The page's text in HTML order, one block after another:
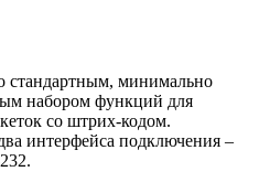
стандартным, минимально
набором функций для
со штрих-кодом.
интерфейса подключения –